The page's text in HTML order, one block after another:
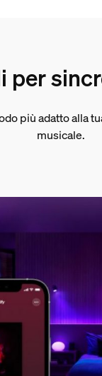
per
più adatto alla
musicale.